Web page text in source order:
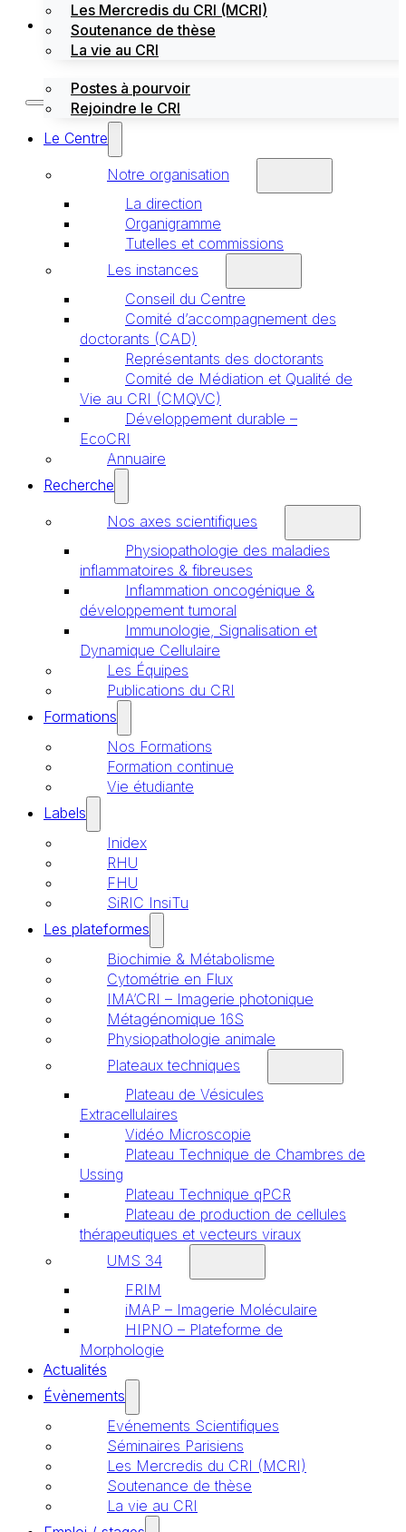
Les Mercredis du CRI (MCRI)
Soutenance de thèse
La vie au CRI
Emploi / stages
Postes à pourvoir
Rejoindre le CRI
Le Centre
Notre organisation
La direction
Organigramme
Tutelles et commissions
Les instances
Conseil du Centre
Comité d’accompagnement des
doctorants (CAD)
Représentants des doctorants
Comité de Médiation et Qualité de
Vie au CRI (CMQVC)
Développement durable –
EcoCRI
Annuaire
Recherche
Nos axes scientifiques
Physiopathologie des maladies
inflammatoires & fibreuses
Inflammation oncogénique &
développement tumoral
Immunologie, Signalisation et
Dynamique Cellulaire
Les Équipes
Publications du CRI
Formations
Nos Formations
Formation continue
Vie étudiante
Labels
Inidex
RHU
FHU
SiRIC InsiTu
Les plateformes
Biochimie & Métabolisme
Cytométrie en Flux
IMA’CRI – Imagerie photonique
Métagénomique 16S
Physiopathologie animale
Plateaux techniques
Plateau de Vésicules
Extracellulaires
Vidéo Microscopie
Plateau Technique de Chambres de
Ussing
Plateau Technique qPCR
Plateau de production de cellules
thérapeutiques et vecteurs viraux
UMS 34
FRIM
iMAP – Imagerie Moléculaire
HIPNO – Plateforme de
Morphologie
Actualités
Évènements
Evénements Scientifiques
Séminaires Parisiens
Les Mercredis du CRI (MCRI)
Soutenance de thèse
La vie au CRI